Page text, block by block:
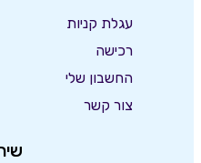
עגלת קניות
רכישה
החשבון שלי
צור קשר